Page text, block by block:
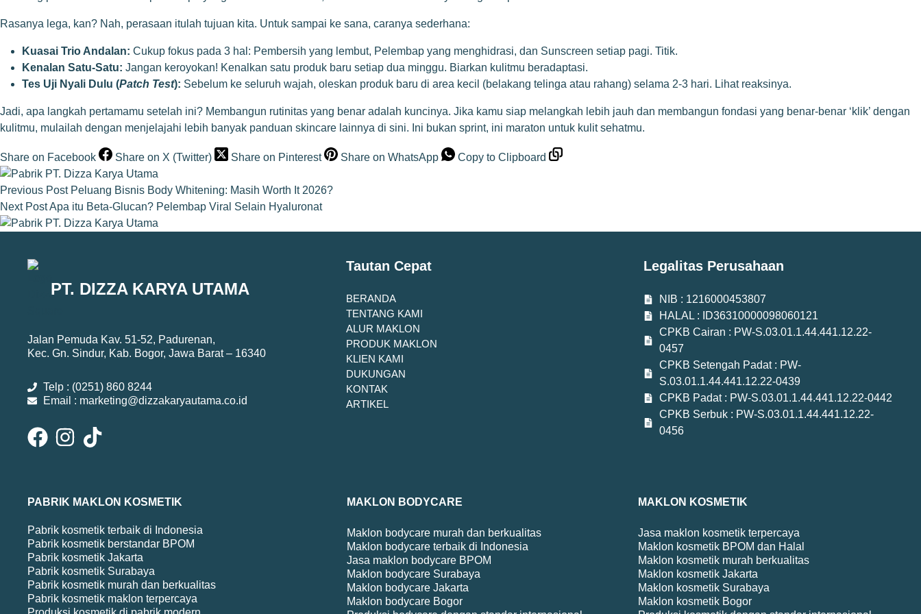
Rasanya lega, kan? Nah, perasaan itulah tujuan kita. Untuk sampai ke sana, caranya sederhana:
Kuasai Trio Andalan: Cukup fokus pada 3 hal: Pembersih yang lembut, Pelembap yang menghidrasi, dan Sunscreen setiap pagi. Titik.
Kenalan Satu-Satu: Jangan keroyokan! Kenalkan satu produk baru setiap dua minggu. Biarkan kulitmu beradaptasi.
Tes Uji Nyali Dulu (Patch Test): Sebelum ke seluruh wajah, oleskan produk baru di area kecil (belakang telinga atau rahang) selama 2-3 hari. Lihat reaksinya.
Jadi, apa langkah pertamamu setelah ini? Membangun rutinitas yang benar adalah kuncinya. Jika kamu siap melangkah lebih jauh dan membangun fondasi yang benar-benar ‘klik’ dengan
kulitmu, mulailah dengan menjelajahi lebih banyak panduan skincare lainnya di sini. Ini bukan sprint, ini maraton untuk kulit sehatmu.
Share on Facebook Share on X (Twitter) Share on Pinterest Share on WhatsApp Copy to Clipboard
Previous Post Peluang Bisnis Body Whitening: Masih Worth It 2026?
Next PostApa itu Beta-Glucan? Pelembap Viral Selain Hyaluronat
PT. DIZZA KARYA UTAMA
Jalan Pemuda Kav. 51-52, Padurenan,
Kec. Gn. Sindur, Kab. Bogor, Jawa Barat – 16340
Telp : (0251) 860 8244
Email : marketing@dizzakaryautama.co.id
Tautan Cepat
BERANDA
TENTANG KAMI
ALUR MAKLON
PRODUK MAKLON
KLIEN KAMI
DUKUNGAN
KONTAK
ARTIKEL
Legalitas Perusahaan
NIB : 1216000453807
HALAL : ID36310000098060121
CPKB Cairan : PW-S.03.01.1.44.441.12.22-
0457
CPKB Setengah Padat : PW-
S.03.01.1.44.441.12.22-0439
CPKB Padat : PW-S.03.01.1.44.441.12.22-0442
CPKB Serbuk : PW-S.03.01.1.44.441.12.22-
0456
PABRIK MAKLON KOSMETIK
Pabrik kosmetik terbaik di Indonesia
Pabrik kosmetik berstandar BPOM
Pabrik kosmetik Jakarta
Pabrik kosmetik Surabaya
Pabrik kosmetik murah dan berkualitas
Pabrik kosmetik maklon terpercaya
MAKLON BODYCARE
Maklon bodycare murah dan berkualitas
Maklon bodycare terbaik di Indonesia
Jasa maklon bodycare BPOM
Maklon bodycare Surabaya
Maklon bodycare Jakarta
Maklon bodycare Bogor
MAKLON KOSMETIK
Jasa maklon kosmetik terpercaya
Maklon kosmetik BPOM dan Halal
Maklon kosmetik murah berkualitas
Maklon kosmetik Jakarta
Maklon kosmetik Surabaya
Maklon kosmetik Bogor